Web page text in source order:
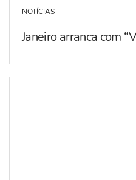
NOTÍCIAS
Janeiro arranca com